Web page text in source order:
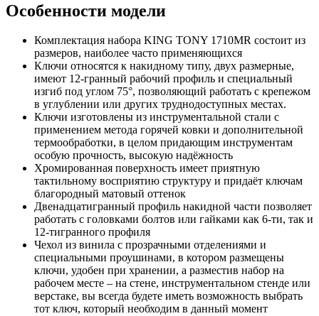
Особенности модели
Комплектация набора KING TONY 1710MR состоит из
размеров, наиболее часто применяющихся
Ключи относятся к накидному типу, двух размерные,
имеют 12-гранный рабочий профиль и специальный
изгиб под углом 75°, позволяющий работать с крепежом
в углублении или других труднодоступных местах.
Ключи изготовлены из инструментальной стали с
применением метода горячей ковки и дополнительной
термообработки, в целом придающим инструментам
особую прочность, высокую надёжность
Хромированная поверхность имеет приятную
тактильному восприятию структуру и придаёт ключам
благородный матовый оттенок
Двенадцатигранный профиль накидной части позволяет
работать с головками болтов или гайками как 6-ти, так и
12-тигранного профиля
Чехол из винила с прозрачными отделениями и
специальными проушинами, в котором размещены
ключи, удобен при хранении, а разместив набор на
рабочем месте – на стене, инструментальном стенде или
верстаке, вы всегда будете иметь возможность выбрать
тот ключ, который необходим в данный момент